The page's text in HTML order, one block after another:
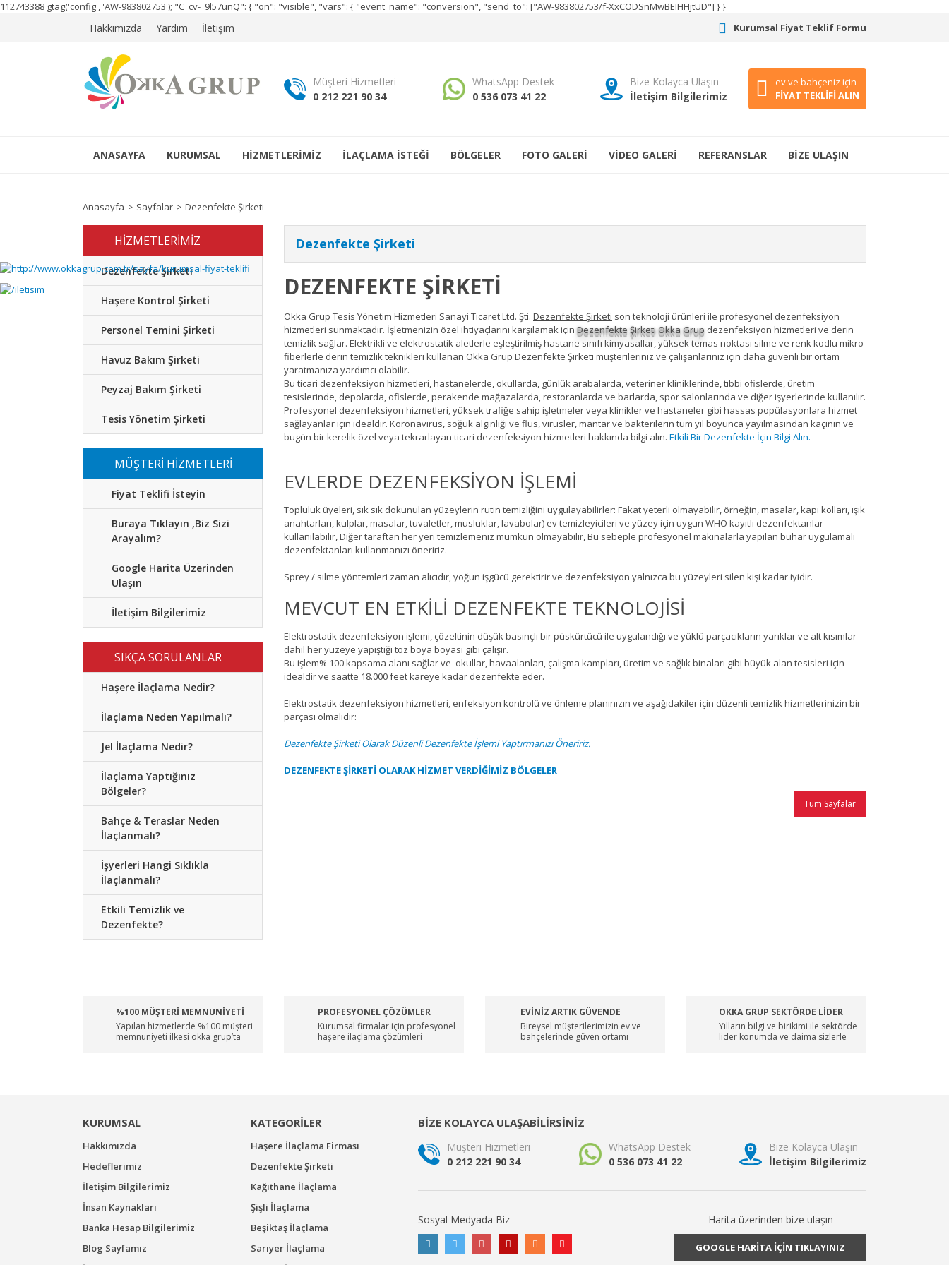
112743388 gtag('config', 'AW-983802753'); "C_cv-_9l57unQ": { "on": "visible", "vars": { "event_name": "conversion", "send_to": ["AW-983802753/f-XxCODSnMwBEIHHjtUD"] } }
Hakkımızda Yardım İletişim Kurumsal Fiyat Teklif Formu
Müşteri Hizmetleri
0 212 221 90 34
WhatsApp Destek
0 536 073 41 22
Bize Kolayca Ulaşın
İletişim Bilgilerimiz
ev ve bahçeniz için
FİYAT TEKLİFİ ALIN
ANASAYFA KURUMSAL HİZMETLERİMİZ İLAÇLAMA İSTEĞİ BÖLGELER FOTO GALERİ VİDEO GALERİ REFERANSLAR BİZE ULAŞIN
Anasayfa Sayfalar Dezenfekte Şirketi
HİZMETLERİMİZ
Dezenfekte Şirketi
Haşere Kontrol Şirketi
Personel Temini Şirketi
Havuz Bakım Şirketi
Peyzaj Bakım Şirketi
Tesis Yönetim Şirketi
MÜŞTERİ HİZMETLERİ
Fiyat Teklifi İsteyin
Buraya Tıklayın ,Biz Sizi
Arayalım?
Google Harita Üzerinden
Ulaşın
İletişim Bilgilerimiz
SIKÇA SORULANLAR
Haşere İlaçlama Nedir?
İlaçlama Neden Yapılmalı?
Jel İlaçlama Nedir?
İlaçlama Yaptığınız
Bölgeler?
Bahçe & Teraslar Neden
İlaçlanmalı?
İşyerleri Hangi Sıklıkla
İlaçlanmalı?
Etkili Temizlik ve
Dezenfekte?
Dezenfekte Şirketi
DEZENFEKTE ŞİRKETİ
Okka Grup Tesis Yönetim Hizmetleri Sanayi Ticaret Ltd. Şti. Dezenfekte Şirketi son teknoloji ürünleri ile profesyonel dezenfeksiyon
hizmetleri sunmaktadır. İşletmenizin özel ihtiyaçlarını karşılamak içinDezenfekte Şirketi Okka Grup dezenfeksiyon hizmetleri ve derin
temizlik sağlar. Elektrikli ve elektrostatik aletlerle eşleştirilmiş hastane sınıfı kimyasallar, yüksek temas noktası silme ve renk kodlu mikro
fiberlerle derin temizlik teknikleri kullanan Okka Grup Dezenfekte Şirketi müşterileriniz ve çalışanlarınız için daha güvenli bir ortam
yaratmanıza yardımcı olabilir.
Bu ticari dezenfeksiyon hizmetleri, hastanelerde, okullarda, günlük arabalarda, veteriner kliniklerinde, tıbbi ofislerde, üretim
tesislerinde, depolarda, ofislerde, perakende mağazalarda, restoranlarda ve barlarda, spor salonlarında ve diğer işyerlerinde kullanılır.
Profesyonel dezenfeksiyon hizmetleri, yüksek trafiğe sahip işletmeler veya klinikler ve hastaneler gibi hassas popülasyonlara hizmet
sağlayanlar için idealdir. Koronavirüs, soğuk algınlığı ve flus, virüsler, mantar ve bakterilerin tüm yıl boyunca yayılmasından kaçının ve
bugün bir kerelik özel veya tekrarlayan ticari dezenfeksiyon hizmetleri hakkında bilgi alın. Etkili Bir Dezenfekte İçin Bilgi Alın.
EVLERDE DEZENFEKSİYON İŞLEMİ
Topluluk üyeleri, sık sık dokunulan yüzeylerin rutin temizliğini uygulayabilirler: Fakat yeterli olmayabilir, örneğin, masalar, kapı kolları, ışık
anahtarları, kulplar, masalar, tuvaletler, musluklar, lavabolar) ev temizleyicileri ve yüzey için uygun WHO kayıtlı dezenfektanlar
kullanılabilir, Diğer taraftan her yeri temizlemeniz mümkün olmayabilir, Bu sebeple profesyonel makinalarla yapılan buhar uygulamalı
dezenfektanları kullanmanızı öneririz.
Sprey / silme yöntemleri zaman alıcıdır, yoğun işgücü gerektirir ve dezenfeksiyon yalnızca bu yüzeyleri silen kişi kadar iyidir.
MEVCUT EN ETKİLİ DEZENFEKTE TEKNOLOJİSİ
Elektrostatik dezenfeksiyon işlemi, çözeltinin düşük basınçlı bir püskürtücü ile uygulandığı ve yüklü parçacıkların yarıklar ve alt kısımlar
dahil her yüzeye yapıştığı toz boya boyası gibi çalışır.
Bu işlem% 100 kapsama alanı sağlar ve okullar, havaalanları, çalışma kampları, üretim ve sağlık binaları gibi büyük alan tesisleri için
idealdir ve saatte 18.000 feet kareye kadar dezenfekte eder.
Elektrostatik dezenfeksiyon hizmetleri, enfeksiyon kontrolü ve önleme planınızın ve aşağıdakiler için düzenli temizlik hizmetlerinizin bir
parçası olmalıdır:
Dezenfekte Şirketi Olarak Düzenli Dezenfekte İşlemi Yaptırmanızı Öneririz.
DEZENFEKTE ŞİRKETİ OLARAK HİZMET VERDİĞİMİZ BÖLGELER
Tüm Sayfalar
%100 MÜŞTERİ MEMNUNİYETİ
Yapılan hizmetlerde %100 müşteri
memnuniyeti ilkesi okka grup’ta
PROFESYONEL ÇÖZÜMLER
Kurumsal firmalar için profesyonel
haşere ilaçlama çözümleri
EVİNİZ ARTIK GÜVENDE
Bireysel müşterilerimizin ev ve
bahçelerinde güven ortamı
OKKA GRUP SEKTÖRDE LİDER
Yılların bilgi ve birikimi ile sektörde
lider konumda ve daima sizlerle
KURUMSAL
Hakkımızda
Hedeflerimiz
İletişim Bilgilerimiz
İnsan Kaynakları
Banka Hesap Bilgilerimiz
Blog Sayfamız
KATEGORİLER
Haşere İlaçlama Firması
Dezenfekte Şirketi
Kağıthane İlaçlama
Şişli İlaçlama
Beşiktaş İlaçlama
Sarıyer İlaçlama
BİZE KOLAYCA ULAŞABİLİRSİNİZ
Müşteri Hizmetleri
0 212 221 90 34
WhatsApp Destek
0 536 073 41 22
Bize Kolayca Ulaşın
İletişim Bilgilerimiz
Sosyal Medyada Biz Harita üzerinden bize ulaşın
GOOGLE HARİTA İÇİN TIKLAYINIZ